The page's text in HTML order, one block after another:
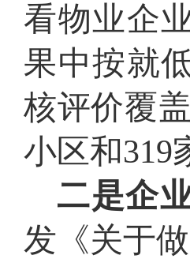
看物业企
果中按就
核评价覆
小区和319
二是企
发《关于